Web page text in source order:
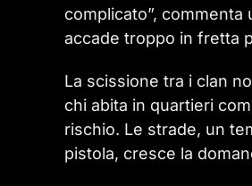
complicato”,
accade troppo in fretta
La scissione tra i clan
chi abita in quartieri
rischio. Le strade, un
pistola, cresce la